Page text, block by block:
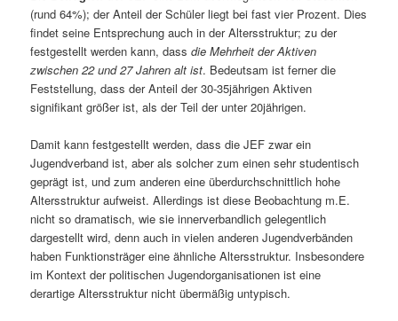
(rund 64%); der Anteil der Schüler liegt bei fast vier Prozent. Dies
findet seine Entsprechung auch in der Altersstruktur; zu der
festgestellt werden kann, dassdie Mehrheit der Aktiven
zwischen 22 und 27 Jahren alt ist. Bedeutsam ist ferner die
Feststellung, dass der Anteil der 30-35jährigen Aktiven
signifikant größer ist, als der Teil der unter 20jährigen.
Damit kann festgestellt werden, dass die JEF zwar ein
Jugendverband ist, aber als solcher zum einen sehr studentisch
geprägt ist, und zum anderen eine überdurchschnittlich hohe
Altersstruktur aufweist. Allerdings ist diese Beobachtung m.E.
nicht so dramatisch, wie sie innerverbandlich gelegentlich
dargestellt wird, denn auch in vielen anderen Jugendverbänden
haben Funktionsträger eine ähnliche Altersstruktur. Insbesondere
im Kontext der politischen Jugendorganisationen ist eine
derartige Altersstruktur nicht übermäßig untypisch.